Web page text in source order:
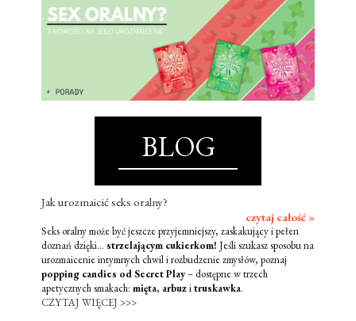
BLOG
Jak urozmaicić seks oralny?
czytaj całość »
Seks oralny może być jeszcze przyjemniejszy, zaskakujący i pełen
doznań dzięki... strzelającym cukierkom! Jeśli szukasz sposobu na
urozmaicenie intymnych chwil i rozbudzenie zmysłów, poznaj
popping candies od Secret Play– dostępne w trzech
apetycznych smakach: mięta, arbuzitruskawka.
CZYTAJ WIĘCEJ >>>